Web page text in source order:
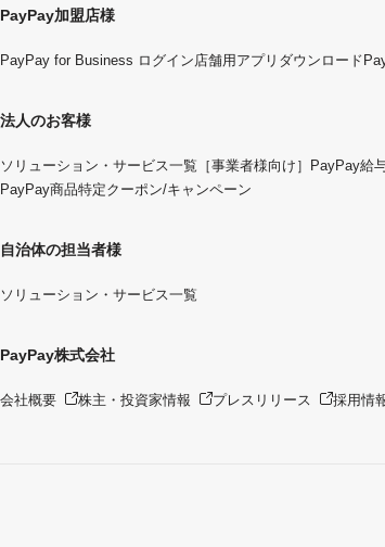
PayPay加盟店様
PayPay for Business ログイン 店舗用アプリダウンロード
法人のお客様
ソリューション・サービス一覧 ［事業者様向け］PayPay給
PayPay商品特定クーポン/キャンペーン
自治体の担当者様
ソリューション・サービス一覧
PayPay株式会社
会社概要 株主・投資家情報 プレスリリース 採用情